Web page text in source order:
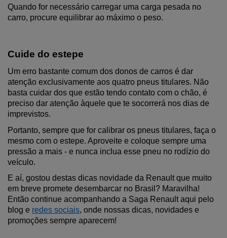
Quando for necessário carregar uma carga pesada no
carro, procure equilibrar ao máximo o peso.
Cuide do estepe
Um erro bastante comum dos donos de carros é dar
atenção exclusivamente aos quatro pneus titulares. Não
basta cuidar dos que estão tendo contato com o chão, é
preciso dar atenção àquele que te socorrerá nos dias de
imprevistos.
Portanto, sempre que for calibrar os pneus titulares, faça o
mesmo com o estepe. Aproveite e coloque sempre uma
pressão a mais - e nunca inclua esse pneu no rodízio do
veículo.
E aí, gostou destas dicas novidade da Renault que muito
em breve promete desembarcar no Brasil? Maravilha!
Então continue acompanhando a Saga Renault aqui pelo
blog e redes sociais, onde nossas dicas, novidades e
promoções sempre aparecem!